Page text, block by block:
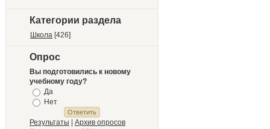
Категории раздела
Школа [426]
Опрос
Вы подготовились к новому
учебному году?
Да
Нет
Результаты | Архив опросов